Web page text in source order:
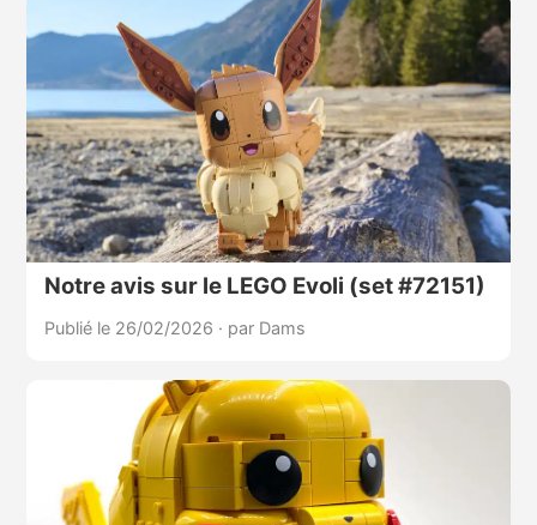
Notre avis sur le LEGO Evoli (set #72151)
Publié le 26/02/2026 · par Dams